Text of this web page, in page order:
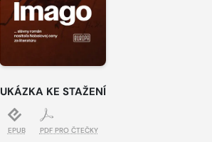
UKÁZKA KE STAŽENÍ
EPUB PDF PRO ČTEČKY